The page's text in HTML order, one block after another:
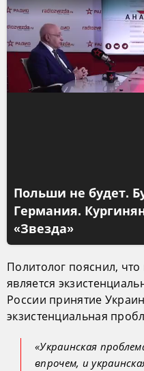
Польши не будет.
Германия.
«Звезда»
Политолог пояснил,
является
России принятие
экзистенциальная
«Украинская
впрочем, и